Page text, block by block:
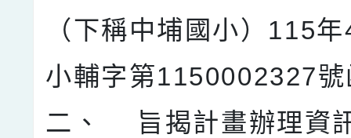
（下稱中埔國小）115
小輔字第1150002327
二、 旨揭計畫辦理資